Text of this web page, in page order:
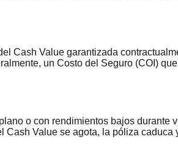
Cash Value garantizada
un Costo del Seguro (COI)
o con rendimientos bajos
Value se agota, la póliza